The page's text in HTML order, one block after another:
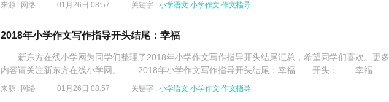
来源 : 网络 01月26日 08:57 关键字 : 小学语文 小学作文 作文指导
2018年小学作文写作指导开头结尾：幸福
新东方在线小学网为同学们整理了2018年小学作文写作指导开头结尾汇总，希望同学们喜欢。更多
内容请关注新东方在线小学网。 2018年小学作文写作指导开头结尾：幸福 开头： 幸福...
来源 : 网络 01月26日 08:57 关键字 : 小学语文 小学作文 作文指导